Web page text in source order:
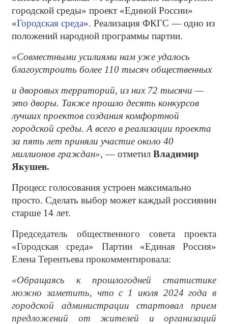
городской среды» проект «Единой России»
«Городская среда». Реализация ФКГС — одно из
положений народной программы партии.
«Совместными усилиями нам уже удалось
благоустроить более 110 тысяч общественных
и дворовых территорий, из них 72 тысячи —
это дворы. Также прошло десять конкурсов
лучших проектов создания комфортной
городской среды. А всего в реализации проекта
за пять лет приняли участие около 40
миллионов граждан», — отметил Владимир
Якушев.
Процесс голосования устроен максимально
просто. Сделать выбор может каждый россиянин
старше 14 лет.
Председатель общественного совета проекта
«Городская среда» Партии «Единая Россия»
Елена Терентьева прокомментировала:
«Обращаясь к прошлогодней статистике
можно заметить, что с 1 июля 2024 года в
городской администрации стартовал прием
предложений от жителей и организаций